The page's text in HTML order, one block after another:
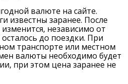
валюте на сайте.
известны заранее. После
независимо от
до поездки. При
транспорте или местном
валюты необходимо будет
при этом цена заранее не